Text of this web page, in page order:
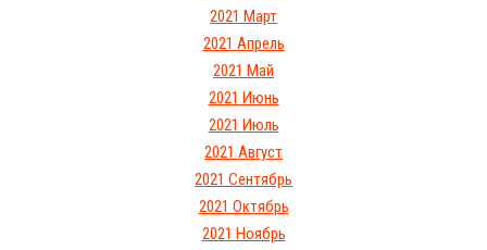
2021 Март
2021 Апрель
2021 Май
2021 Июнь
2021 Июль
2021 Август
2021 Сентябрь
2021 Октябрь
2021 Ноябрь